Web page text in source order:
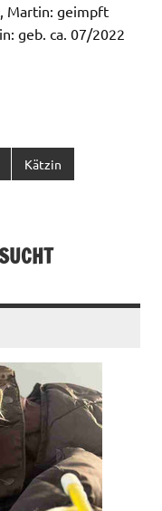
Martin: geimpft
geb. ca. 07/2022
Kätzin